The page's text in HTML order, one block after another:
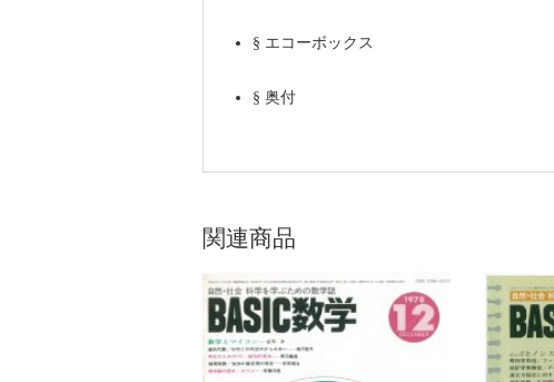
§ エコーボックス
§ 奥付
関連商品